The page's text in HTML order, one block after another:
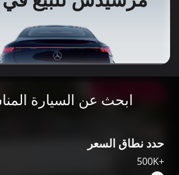
ابحث عن السيارة
حدد نطاق السعر
500K+
ممشى قليل